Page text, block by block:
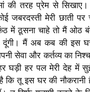
की तरह प्रेम से
जबरदस्ती मेरी छाती
में ठूसना चाहे तो मैं ओठ
मैं अब कब की इस
सेवा और कर्तव्य का
घड़ी हर पल मेरी देह में
है कि तू इस घर की